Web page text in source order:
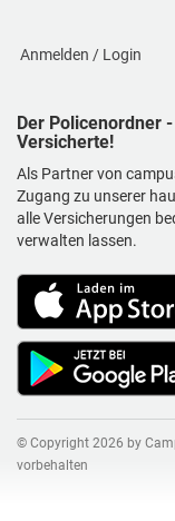
Anmelden / Login
Der Policenordner
Versicherte!
Als Partner von
Zugang zu unserer
alle Versicherungen
verwalten lassen.
© Copyright 2026 by
vorbehalten